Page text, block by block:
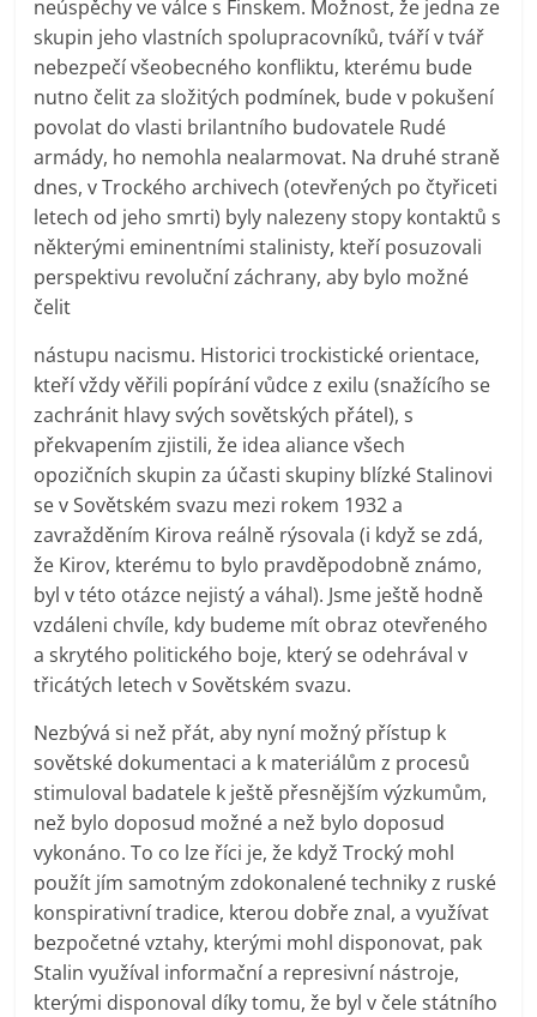
neúspěchy ve válce s Finskem. Možnost, že jedna ze
skupin jeho vlastních spolupracovníků, tváří v tvář
nebezpečí všeobecného konfliktu, kterému bude
nutno čelit za složitých podmínek, bude v pokušení
povolat do vlasti brilantního budovatele Rudé
armády, ho nemohla nealarmovat. Na druhé straně
dnes, v Trockého archivech (otevřených po čtyřiceti
letech od jeho smrti) byly nalezeny stopy kontaktů s
některými eminentními stalinisty, kteří posuzovali
perspektivu revoluční záchrany, aby bylo možné
čelit
nástupu nacismu. Historici trockistické orientace,
kteří vždy věřili popírání vůdce z exilu (snažícího se
zachránit hlavy svých sovětských přátel), s
překvapením zjistili, že idea aliance všech
opozičních skupin za účasti skupiny blízké Stalinovi
se v Sovětském svazu mezi rokem 1932 a
zavražděním Kirova reálně rýsovala (i když se zdá,
že Kirov, kterému to bylo pravděpodobně známo,
byl v této otázce nejistý a váhal). Jsme ještě hodně
vzdáleni chvíle, kdy budeme mít obraz otevřeného
a skrytého politického boje, který se odehrával v
třicátých letech v Sovětském svazu.
Nezbývá si než přát, aby nyní možný přístup k
sovětské dokumentaci a k materiálům z procesů
stimuloval badatele k ještě přesnějším výzkumům,
než bylo doposud možné a než bylo doposud
vykonáno. To co lze říci je, že když Trocký mohl
použít jím samotným zdokonalené techniky z ruské
konspirativní tradice, kterou dobře znal, a využívat
bezpočetné vztahy, kterými mohl disponovat, pak
Stalin využíval informační a represivní nástroje,
kterými disponoval díky tomu, že byl v čele státního